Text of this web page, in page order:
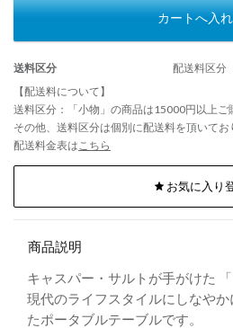
カートへ入
送料区分
配送料区分
【配送料について】
送料区分：「小物」の商品は15000円以上ご
その他、送料区分は個別に配送料を頂いてお
配送料金表は こちら
お気に入り
商品説明
キャスパー・サルトが手がけた
現代のライフスタイルにしなや
たポータブルテーブルです。